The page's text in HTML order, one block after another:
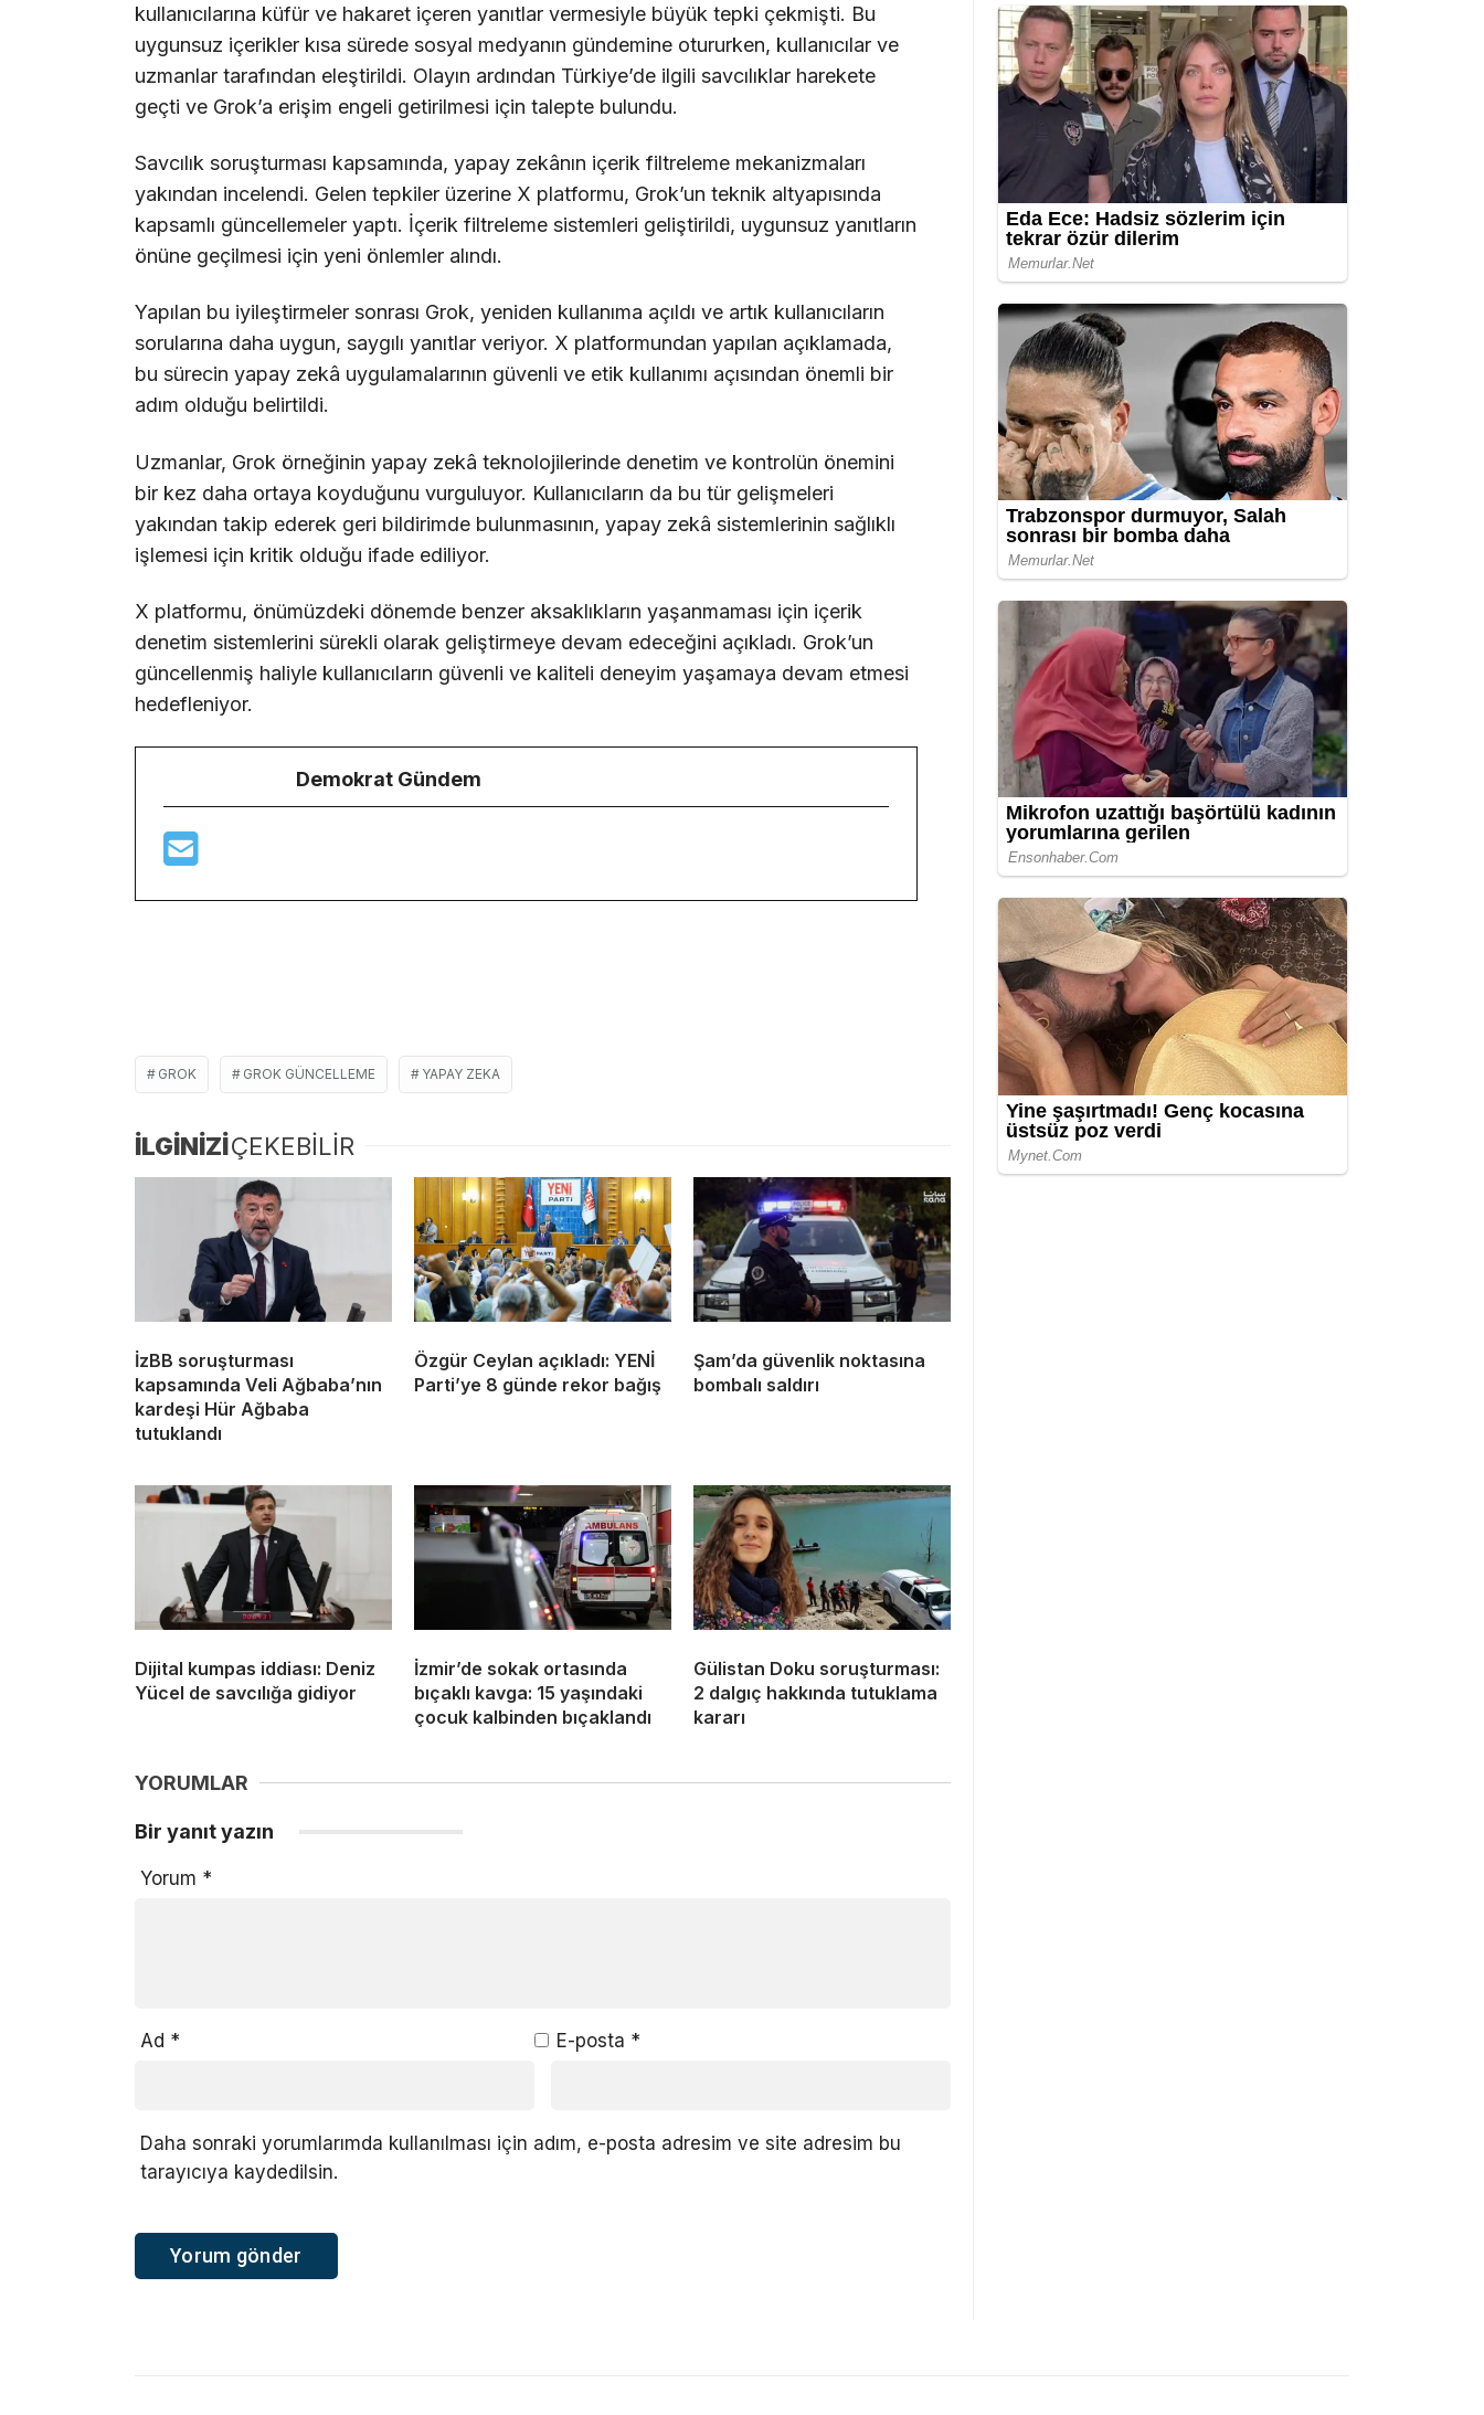
kullanıcılarına küfür ve hakaret içeren yanıtlar vermesiyle büyük tepki çekmişti. Bu
uygunsuz içerikler kısa sürede sosyal medyanın gündemine otururken, kullanıcılar ve
uzmanlar tarafından eleştirildi. Olayın ardından Türkiye’de ilgili savcılıklar harekete
geçti ve Grok’a erişim engeli getirilmesi için talepte bulundu.
Savcılık soruşturması kapsamında, yapay zekânın içerik filtreleme mekanizmaları
yakından incelendi. Gelen tepkiler üzerine X platformu, Grok’un teknik altyapısında
kapsamlı güncellemeler yaptı. İçerik filtreleme sistemleri geliştirildi, uygunsuz yanıtların
önüne geçilmesi için yeni önlemler alındı.
Yapılan bu iyileştirmeler sonrası Grok, yeniden kullanıma açıldı ve artık kullanıcıların
sorularına daha uygun, saygılı yanıtlar veriyor. X platformundan yapılan açıklamada,
bu sürecin yapay zekâ uygulamalarının güvenli ve etik kullanımı açısından önemli bir
adım olduğu belirtildi.
Uzmanlar, Grok örneğinin yapay zekâ teknolojilerinde denetim ve kontrolün önemini
bir kez daha ortaya koyduğunu vurguluyor. Kullanıcıların da bu tür gelişmeleri
yakından takip ederek geri bildirimde bulunmasının, yapay zekâ sistemlerinin sağlıklı
işlemesi için kritik olduğu ifade ediliyor.
X platformu, önümüzdeki dönemde benzer aksaklıkların yaşanmaması için içerik
denetim sistemlerini sürekli olarak geliştirmeye devam edeceğini açıkladı. Grok’un
güncellenmiş haliyle kullanıcıların güvenli ve kaliteli deneyim yaşamaya devam etmesi
hedefleniyor.
Demokrat Gündem
GROK GROK GÜNCELLEME YAPAY ZEKA
İLGİNİZİÇEKEBİLİR
İzBB soruşturması
kapsamında Veli Ağbaba’nın
kardeşi Hür Ağbaba
tutuklandı
Özgür Ceylan açıkladı: YENİ
Parti’ye 8 günde rekor bağış
Şam’da güvenlik noktasına
bombalı saldırı
Dijital kumpas iddiası: Deniz
Yücel de savcılığa gidiyor
İzmir’de sokak ortasında
bıçaklı kavga: 15 yaşındaki
çocuk kalbinden bıçaklandı
Gülistan Doku soruşturması:
2 dalgıç hakkında tutuklama
kararı
YORUMLAR
Bir yanıt yazın
Yorum *
Ad * E-posta *
Daha sonraki yorumlarımda kullanılması için adım, e-posta adresim ve site adresim bu
tarayıcıya kaydedilsin.